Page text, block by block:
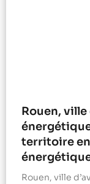
Rouen,
territoire
Rouen, ville